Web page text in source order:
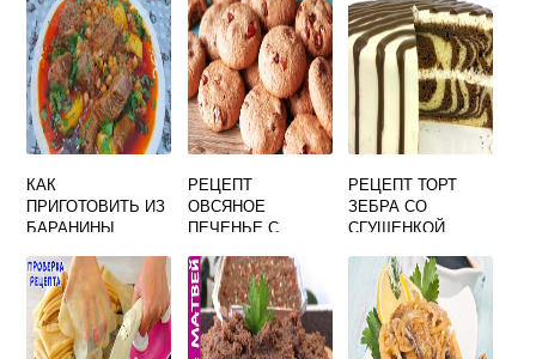
КАК
ПРИГОТОВИТЬ ИЗ
БАРАНИНЫ
РЕЦЕПТ
ОВСЯНОЕ
ПЕЧЕНЬЕ С
РЕЦЕПТ ТОРТ
ЗЕБРА СО
СГУЩЕНКОЙ